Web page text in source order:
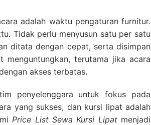
adalah waktu pengaturan furnitur.
Tidak perlu menyusun satu per satu
ditata dengan cepat, serta disimpan
menguntungkan, terutama jika acara
akses terbatas.
penyelenggara untuk fokus pada
yang sukses, dan kursi lipat adalah
Price List Sewa Kursi Lipatmenjadi